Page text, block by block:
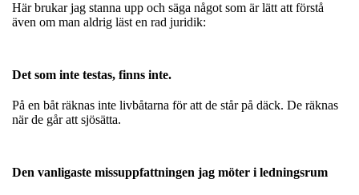
Här brukar jag stanna upp och säga något som är lätt att förstå
även om man aldrig läst en rad juridik:
Det som inte testas, finns inte.
På en båt räknas inte livbåtarna för att de står på däck. De räknas
när de går att sjösätta.
Den vanligaste missuppfattningen jag möter i ledningsrum